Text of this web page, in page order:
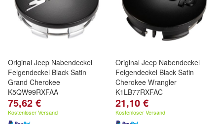
Original Jeep Nabendeckel
Felgendeckel Black Satin
Grand Cherokee
K5QW99RXFAA
75,62 €
Kostenloser Versand
Original Jeep Nabendeckel
Felgendeckel Black Satin
Cherokee Wrangler
K1LB77RXFAC
21,10 €
Kostenloser Versand